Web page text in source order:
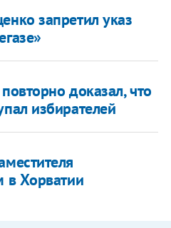
запретил указ
доказал, что
избирателей
в Хорватии